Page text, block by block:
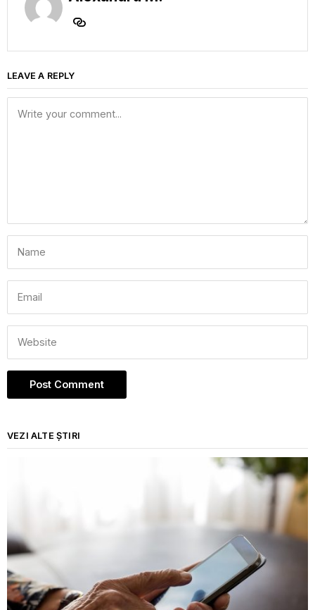
LEAVE A REPLY
VEZI ALTE ȘTIRI